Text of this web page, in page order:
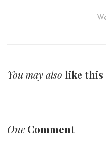
You may also like this
One Comment